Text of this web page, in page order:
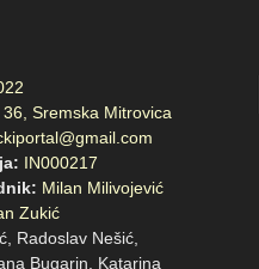
Sremska Mitrovica
IN000217
Milan Milivojević
Zukić
Radoslav Nešić,
Bugarin, Katarina